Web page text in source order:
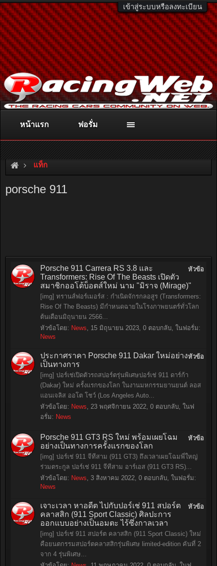
เข้าสู่ระบบหรือลงทะเบียน
ติดต่อลงโฆษณา racingweb@gmail.comหรือโทร. 081-811-1138
หรืออ่านรายละเอียดเพิ่มเติม คลิกที่นี่
แท็ก
porsche 911
หัวข้อ
Porsche 911 Carrera RS 3.8 และ
Transformers: Rise Of The Beasts เปิดตัว
สมาชิกออโต้บ็อตส์ใหม่ นาม "มิราจ (Mirage)"
[img] ทรานส์ฟอร์เมอร์ส : กำเนิดจักรกลอสูร (Transformers:
Rise Of The Beasts) มีกำหนดฉายในโรงภาพยนตร์ทั่วโลก
ต้นเดือนมิถุนายน 2566...
หัวข้อโดย: News, 15 มิถุนายน 2023, 0 ตอบกลับ, ในฟอรั่ม:
News
หัวข้อ
ประกาศราคา Porsche 911 Dakar ใหม่อย่าง
เป็นทางการ
[img] ปอร์เช่เปิดตัวรถสปอร์ตรุ่นพิเศษปอร์เช่ 911 ดาร์ก้า
(Dakar) ใหม่ ครั้งแรกของโลก ในงานมหกรรมยานยนต์ ลอส
แอนเจลิส ออโต โชว์ (Los Angeles Auto...
หัวข้อโดย: News, 23 พฤศจิกายน 2022, 0 ตอบกลับ, ในฟ
อรั่ม: News
หัวข้อ
Porsche 911 GT3 RS ใหม่ พร้อมเผยโฉม
อย่างเป็นทางการครั้งแรกของโลก
[img] ปอร์เช่ 911 จีทีสาม (911 GT3) ถึงเวลาเผยโฉมพี่ใหญ่
ร่วมตระกูล ปอร์เช่ 911 จีทีสาม อาร์เอส (911 GT3 RS)...
หัวข้อโดย: News, 3 สิงหาคม 2022, 0 ตอบกลับ, ในฟอรั่ม:
News
หัวข้อ
เจาะเวลา หาอดีต ไปกับปอร์เช่ 911 สปอร์ต
คลาสสิก (911 Sport Classic) ศิลปะการ
ออกแบบอย่างเป็นอมตะ ไร้ซึ่งกาลเวลา
[img] ปอร์เช่ 911 สปอร์ต คลาสสิก (911 Sport Classic) ใหม่
คือยนตกรรมสปอร์ตคลาสสิกรุ่นพิเศษ limited-edition คันที่ 2
จาก 4 รุ่นพิเศษ...
หน้าแรก ฟอรั่ม